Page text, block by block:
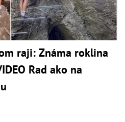
raji: Známa roklina
Rad ako na